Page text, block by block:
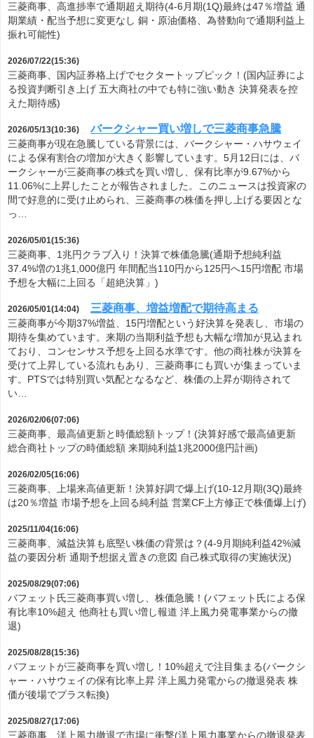
三菱商事、高進捗率で通期超え期待(4-6月期(1Q)最終は47％増益 通
期業績・配当予想に変更なし 銅・原油価格、為替動向で通期利益上
振れ可能性)
2026/07/22(15:36)
三菱商事、国内証券格上げでセクタートップピック！(国内証券によ
る投資判断引き上げ 五大商社の中でも特に強い動き 決算発表を控
えた期待感)
2026/05/13(10:36) バークシャー買い増しで三菱商事急騰
三菱商事が現在急騰している背景には、バークシャー・ハサウェイ
による保有割合の増加が大きく影響しています。5月12日には、バ
ークシャーが三菱商事の株式を買い増し、保有比率が9.67%から
11.06%に上昇したことが報告されました。このニュースは投資家の
間で好意的に受け止められ、三菱商事の株価を押し上げる要因とな
っ…
2026/05/01(15:36)
三菱商事、1兆円クラブ入り！決算で株価急騰(通期予想純利益
37.4%増の1兆1,000億円 年間配当110円から125円へ15円増配 市場
予想を大幅に上回る「超絶決算」)
2026/05/01(14:04) 三菱商事、増益増配で期待高まる
三菱商事が今期37%増益、15円増配という好決算を発表し、市場の
期待を集めています。来期の当期利益予想も大幅な増加が見込まれ
ており、コンセンサス予想を上回る水準です。他の商社株が決算を
受けて上昇している流れもあり、三菱商事にも買いが集まっていま
す。PTSでは特別買い気配となるなど、株価の上昇が期待されて
い…
2026/02/06(07:06)
三菱商事、最高値更新と時価総額トップ！(決算好感で最高値更新
総合商社トップの時価総額 来期純利益1兆2000億円計画)
2026/02/05(16:06)
三菱商事、上場来高値更新！決算好調で爆上げ(10-12月期(3Q)最終
は20％増益 市場予想を上回る純利益 営業CF上方修正で株価爆上げ)
2025/11/04(16:06)
三菱商事、減益決算も底堅い株価の背景は？(4-9月期純利益42%減
益の要因分析 通期予想据え置きの意図 自己株式取得の実施状況)
2025/08/29(07:06)
バフェット氏三菱商事買い増し、株価急騰！(バフェット氏による保
有比率10%超え 他商社も買い増し報道 洋上風力発電事業からの撤
退)
2025/08/28(15:36)
バフェットが三菱商事を買い増し！10%超えで注目集まる(バークシ
ャー・ハサウェイの保有比率上昇 洋上風力発電からの撤退発表 株
価が後場でプラス転換)
2025/08/27(17:06)
三菱商事、洋上風力撤退で市場に衝撃(洋上風力事業からの撤退発表